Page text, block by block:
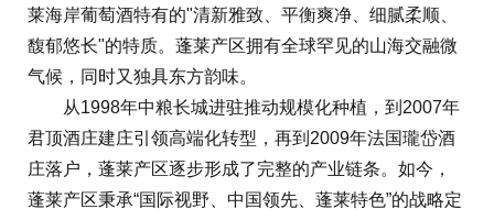
莱海岸葡萄酒特有的"清新雅致、平衡爽净、细腻柔顺、
馥郁悠长"的特质。蓬莱产区拥有全球罕见的山海交融微
气候，同时又独具东方韵味。
从1998年中粮长城进驻推动规模化种植，到2007年
君顶酒庄建庄引领高端化转型，再到2009年法国瓏岱酒
庄落户，蓬莱产区逐步形成了完整的产业链条。如今，
蓬莱产区秉承“国际视野、中国领先、蓬莱特色”的战略定